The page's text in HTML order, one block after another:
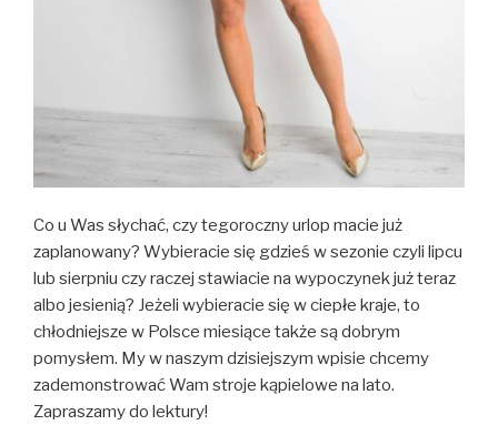
Co u Was słychać, czy tegoroczny urlop macie już
zaplanowany? Wybieracie się gdzieś w sezonie czyli lipcu
lub sierpniu czy raczej stawiacie na wypoczynek już teraz
albo jesienią? Jeżeli wybieracie się w ciepłe kraje, to
chłodniejsze w Polsce miesiące także są dobrym
pomysłem. My w naszym dzisiejszym wpisie chcemy
zademonstrować Wam stroje kąpielowe na lato.
Zapraszamy do lektury!